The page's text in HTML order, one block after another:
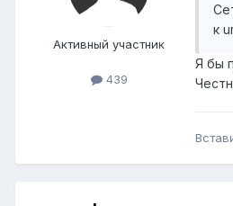
Активный участник
439
к
Я бы